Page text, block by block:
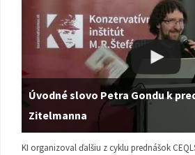
Úvodné slovo Petra Gondu k
Zitelmanna
KI organizoval ďalšiu z cyklu prednášok